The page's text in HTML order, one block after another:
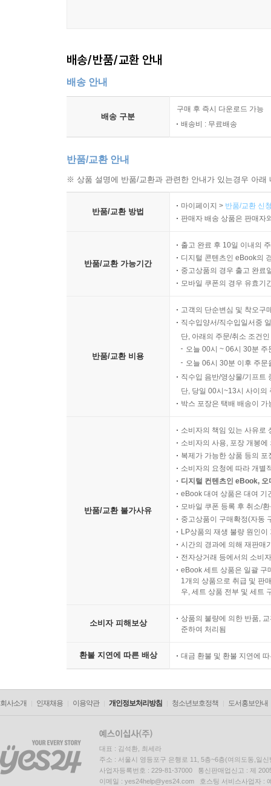
배송/반품/교환 안내
배송 안내
배송 구분
구매 후 즉시 다운로드 가능
배송비 : 무료배송
반품/교환 안내
※ 상품 설명에 반품/교환과 관련한 안내가 있는경우 아
반품/교환 방법
마이페이지 > 반품/교환 신
판매자 배송 상품은 판매자
반품/교환 가능기간
출고 완료 후 10일 이내의
디지털 콘텐츠인 eBook의
중고상품의 경우 출고 완료
모바일 쿠폰의 경우 유효기
반품/교환 비용
고객의 단순변심 및 착오구
직수입양서/직수입일서중
단, 아래의 주문/취소 조건
오늘 00시 ~ 06시 30분
오늘 06시 30분 이후 주
직수입 음반/영상물/기프트
단, 당일 00시~13시 사이의
박스 포장은 택배 배송이
반품/교환 불가사유
소비자의 책임 있는 사유로
소비자의 사용, 포장 개봉
복제가 가능한 상품 등의
소비자의 요청에 따라 개별
디지털 컨텐츠인 eBook,
eBook 대여 상품은 대여 기
모바일 쿠폰 등록 후 취소/
중고상품이 구매확정(자동
LP상품의 재생 불량 원인
시간의 경과에 의해 재판매
전자상거래 등에서의 소비
eBook 세트 상품은 일괄 구
1개의 상품으로 취급 및 판
우, 세트 상품 전부 및 세트
소비자 피해보상
상품의 불량에 의한 반품,
준하여 처리됨
환불 지연에 따른 배상 대금 환불 및 환불 지연에
회사소개 인재채용 이용약관 개인정보처리방침 청소년보호정책 도서홍보안내
대표 : 김석환, 최세라
주소 : 서울시 영등포구 은행로 11, 5층~6층(여의도동,일신
사업자등록번호 : 229-81-37000 통신판매업신고 : 제
이메일 : yes24help@yes24.com 호스팅 서비스사업자 :